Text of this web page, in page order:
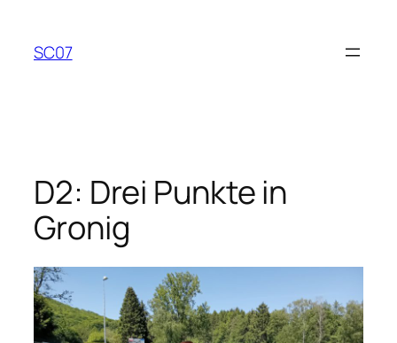
springen
SC07
D2: Drei Punkte in
Gronig